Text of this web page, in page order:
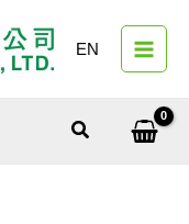
EN
搜